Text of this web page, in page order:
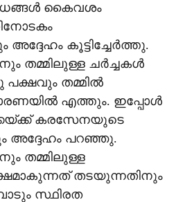
കൈവശം
അദ്ദേഹം കൂട്ടിച്ചേർത്തു.
തമ്മിലുള്ള ചർച്ചകൾ
തമ്മിൽ
എത്തും. ഇപ്പോൾ
കരസേനയുടെ
അദ്ദേഹം പറഞ്ഞു.
തമ്മിലുള്ള
തടയുന്നതിനും
സ്ഥിരത